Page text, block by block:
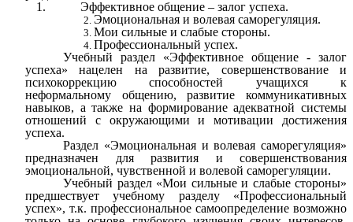
1. Эффективное общение – залог успеха.
Эмоциональная и волевая саморегуляция.
Мои сильные и слабые стороны.
Профессиональный успех.
Учебный раздел «Эффективное общение - залог
успеха» нацелен на развитие, совершенствование и
психокоррекцию способностей учащихся к
неформальному общению, развитие коммуникативных
навыков, а также на формирование адекватной системы
отношений с окружающими и мотивации достижения
успеха.
Раздел «Эмоциональная и волевая саморегуляция»
предназначен для развития и совершенствования
эмоциональной, чувственной и волевой саморегуляции.
Учебный раздел «Мои сильные и слабые стороны»
предшествует учебному разделу «Профессиональный
успех», т.к. профессиональное самоопределение возможно